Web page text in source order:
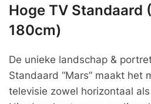
Hoge TV Standaard
180cm)
De unieke landschap &
Standaard “Mars” maakt het
televisie zowel horizontaal